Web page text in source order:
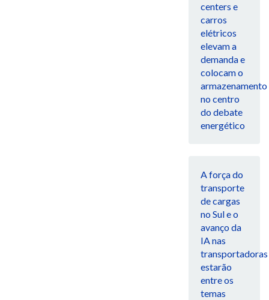
centers e
carros
elétricos
elevam a
demanda e
colocam o
armazenamento
no centro
do debate
energético
A força do
transporte
de cargas
no Sul e o
avanço da
IA nas
transportadoras
estarão
entre os
temas